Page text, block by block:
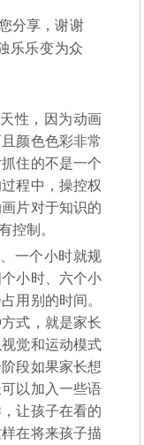
分享，谢谢
乐乐变为众
性，因为动画
颜色色彩非常
住的不是一个
程中，操控权
片对于知识的
控制。
一个小时就规
小时、六个小
用别的时间。
式，就是家长
觉和运动模式
段如果家长想
以加入一些语
让孩子在看的
在将来孩子描